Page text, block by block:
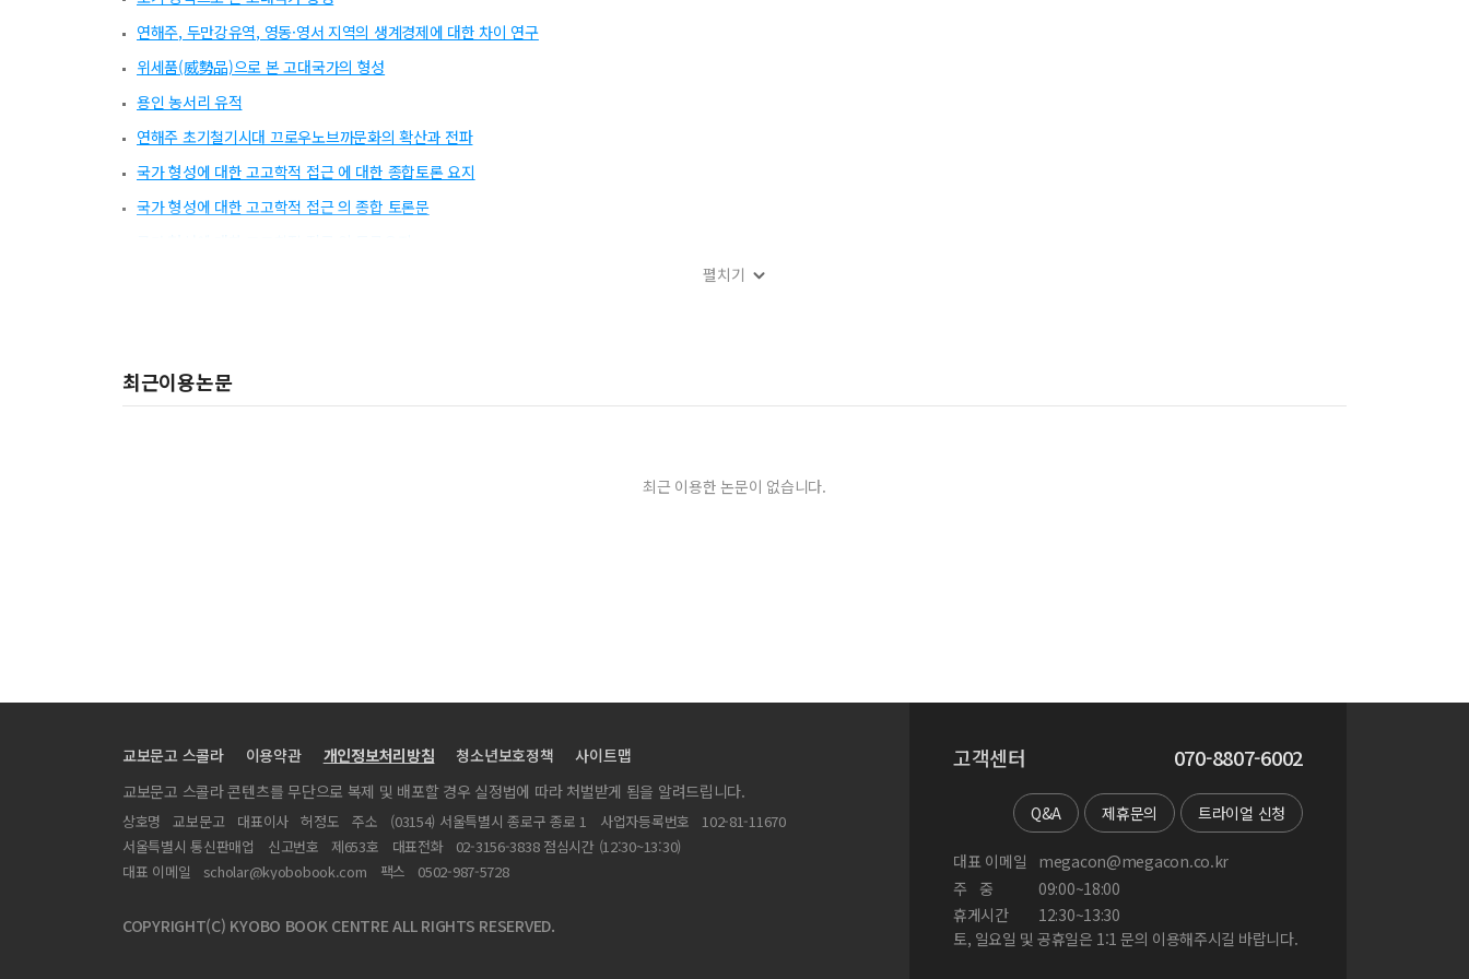
연해주, 두만강유역, 영동·영서 지역의 생계경제에 대한 차이 연구
위세품(威勢品)으로 본 고대국가의 형성
용인 농서리 유적
연해주 초기철기시대 끄로우노브까문화의 확산과 전파
국가 형성에 대한 고고학적 접근 에 대한 종합토론 요지
국가 형성에 대한 고고학적 접근 의 종합 토론문
양양 오산리 C유적
아산 명암리 밖지므레 유적
연해주 초기철기시대의 연구 현황과 과제
펼치기
최근이용논문
최근 이용한 논문이 없습니다.
교보문고 스콜라 이용약관 개인정보처리방침 청소년보호정책
사이트맵
교보문고 스콜라 콘텐츠를 무단으로 복제 및 배포할 경우 실정법에 따라 처벌받게 됨을 알려드립니다.
상호명 교보문고 대표이사 허정도 주소 (03154) 서울특별시 종로구 종로 1 사업자등록번호
102-81-11670
서울특별시 통신판매업
신고번호 제653호 대표전화
02-3156-3838 점심시간 (12:30~13:30)
대표 이메일
scholar@kyobobook.com 팩스 0502-987-5728
COPYRIGHT(C) KYOBO BOOK CENTRE ALL RIGHTS RESERVED.
고객센터 070-8807-6002
Q&A 제휴문의 트라이얼 신청
대표 이메일
megacon@megacon.co.kr
주
중
09:00~18:00
휴게시간
12:30~13:30
토, 일요일 및 공휴일은 1:1 문의 이용해주시길 바랍니다.